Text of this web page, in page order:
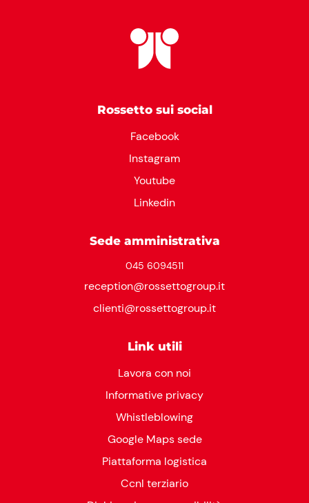
Rossetto sui social
Facebook
Instagram
Youtube
Linkedin
Sede amministrativa
045 6094511
reception@rossettogroup.it
clienti@rossettogroup.it
Link utili
Lavora con noi
Informative privacy
Whistleblowing
Google Maps sede
Piattaforma logistica
Ccnl terziario